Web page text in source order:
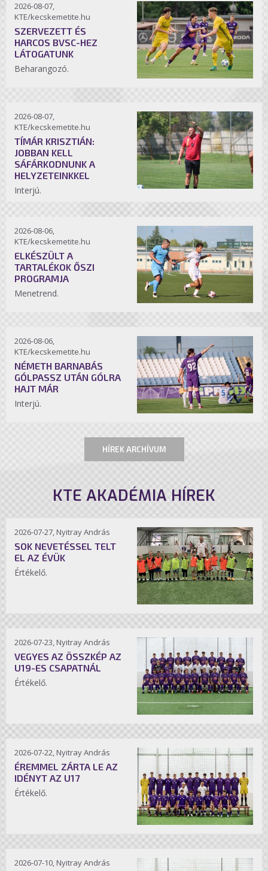
2026-08-07,
KTE/kecskemetite.hu
SZERVEZETT ÉS
HARCOS BVSC-HEZ
LÁTOGATUNK
Beharangozó.
2026-08-07,
KTE/kecskemetite.hu
TÍMÁR KRISZTIÁN:
JOBBAN KELL
SÁFÁRKODNUNK A
HELYZETEINKKEL
Interjú.
2026-08-06,
KTE/kecskemetite.hu
ELKÉSZÜLT A
TARTALÉKOK ŐSZI
PROGRAMJA
Menetrend.
2026-08-06,
KTE/kecskemetite.hu
NÉMETH BARNABÁS
GÓLPASSZ UTÁN GÓLRA
HAJT MÁR
Interjú.
HÍREK ARCHÍVUM
KTE AKADÉMIA HÍREK
2026-07-27, Nyitray András
SOK NEVETÉSSEL TELT
EL AZ ÉVÜK
Értékelő.
2026-07-23, Nyitray András
VEGYES AZ ÖSSZKÉP AZ
U19-ES CSAPATNÁL
Értékelő.
2026-07-22, Nyitray András
ÉREMMEL ZÁRTA LE AZ
IDÉNYT AZ U17
Értékelő.
2026-07-10, Nyitray András